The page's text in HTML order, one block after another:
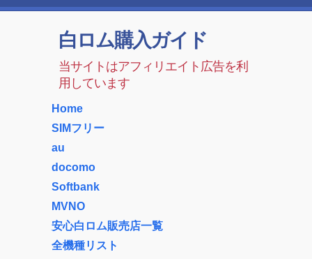
白ロム購入ガイド
当サイトはアフィリエイト広告を利
用しています
Home
SIMフリー
au
docomo
Softbank
MVNO
安心白ロム販売店一覧
全機種リスト